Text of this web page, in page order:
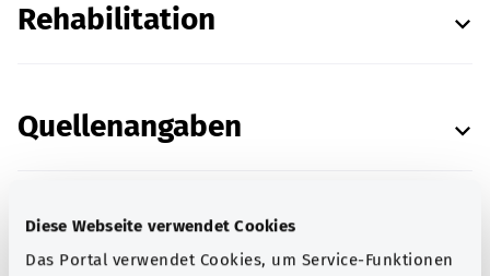
Diese Webseite verwendet Cookies
Das Portal verwendet Cookies, um Service-Funktionen
Rehabilitation
Quellenangaben
In Zusammenarbeit mit demInstitut für Qualität